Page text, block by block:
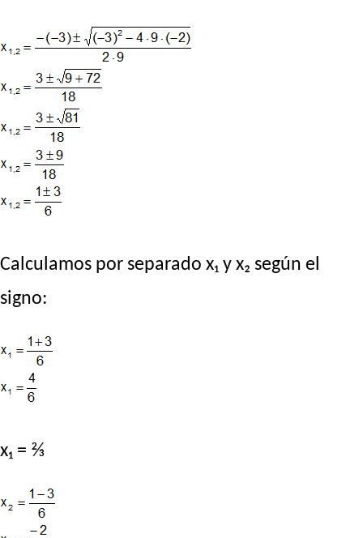
Calculamos por separado x₁ y x₂ según el
signo:
x₁ = ⅔